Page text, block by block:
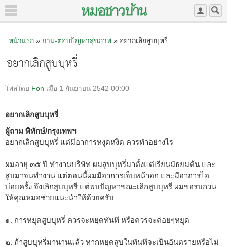
หน้าแรก» ถาม-ตอบปัญหาสุขภาพ» อยากเลิกสูบบุหรี่
อยากเลิกสูบบุหรี่
โพสโดย Fon เมื่อ 1 กันยายน 2542 00:00
อยากเลิกสูบบุหรี่
ผู้ถาม พิทักษ์/กรุงเทพฯ
อยากเลิกสูบบุหรี่ แต่มีอาการหงุดหงิด ควรทำอย่างไร
ผมอายุ ๓๕ ปี ทำงานบริษัท ผมสูบบุหรี่มาตั้งแต่เรียนมัธยมต้น และ
สูบมาจนทำงาน แต่ตอนนี้ผมมีอาการเจ็บหน้าอก และมีอาการไอ
บ่อยครั้ง จึงเลิกสูบบุหรี่ แต่พบปัญหาขณะเลิกสูบบุหรี่ ผมขอรบกวน
ให้คุณหมอช่วยแนะนำให้ด้วยครับ
๑. การหยุดสูบบุหรี่ ควรจะหยุดทันที หรือควรจะค่อยๆหยุด
๒. ถ้าสูบบุหรี่มานานแล้ว หากหยุดสูบในทันทีจะเป็นอันตรายหรือไม่